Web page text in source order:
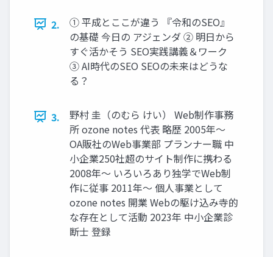
2.
① 平成とここが違う 『令和のSEO』
の基礎 今日の アジェンダ ② 明日から
すぐ活かそう SEO実践講義＆ワーク
③ AI時代のSEO SEOの未来はどうな
る？
3.
野村 圭（のむら けい） Web制作事務
所 ozone notes 代表 略歴 2005年〜
OA販社のWeb事業部 プランナー職 中
小企業250社超のサイト制作に携わる
2008年〜 いろいろあり独学でWeb制
作に従事 2011年〜 個人事業として
ozone notes 開業 Webの駆け込み寺的
な存在として活動 2023年 中小企業診
断士 登録